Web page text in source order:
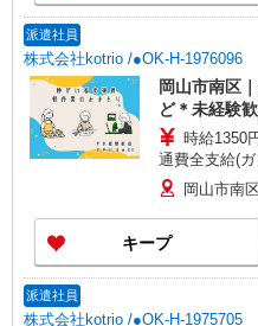
派遣社員
株式会社kotrio /●OK-H-1976096
岡山市南区
ど＊未経験歓
時給1350
通費全支給(
岡山市南
キープ
派遣社員
株式会社kotrio /●OK-H-1975705